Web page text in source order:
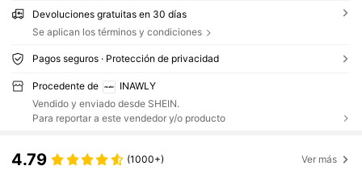
Devoluciones gratuitas en 30 días
Se aplican los términos y condiciones
Pagos seguros · Protección de privacidad
Procedente de
INAWLY
Vendido y enviado desde SHEIN.
Para reportar a este vendedor y/o producto
4.79 (1000+) Ver más